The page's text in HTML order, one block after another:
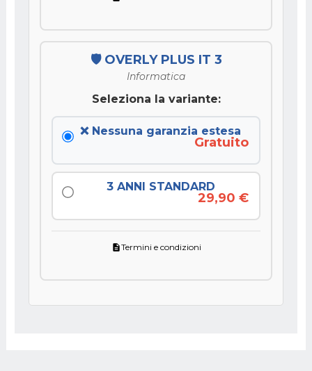
🛡️ OVERLY PLUS IT 3
Informatica
Seleziona la variante:
❌ Nessuna garanzia estesa
Gratuito
3 ANNI STANDARD
29,90 €
descriptionTermini e condizioni